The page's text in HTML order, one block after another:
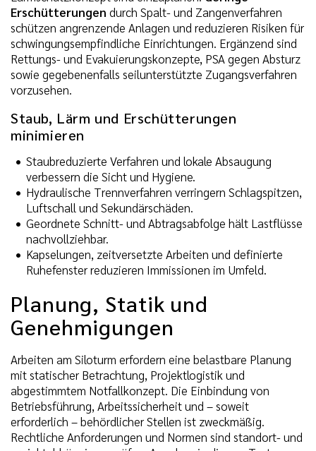
Erschütterungen durch Spalt- und Zangenverfahren
schützen angrenzende Anlagen und reduzieren Risiken für
schwingungsempfindliche Einrichtungen. Ergänzend sind
Rettungs- und Evakuierungskonzepte, PSA gegen Absturz
sowie gegebenenfalls seilunterstützte Zugangsverfahren
vorzusehen.
Staub, Lärm und Erschütterungen
minimieren
Staubreduzierte Verfahren und lokale Absaugung
verbessern die Sicht und Hygiene.
Hydraulische Trennverfahren verringern Schlagspitzen,
Luftschall und Sekundärschäden.
Geordnete Schnitt- und Abtragsabfolge hält Lastflüsse
nachvollziehbar.
Kapselungen, zeitversetzte Arbeiten und definierte
Ruhefenster reduzieren Immissionen im Umfeld.
Planung, Statik und
Genehmigungen
Arbeiten am Siloturm erfordern eine belastbare Planung
mit statischer Betrachtung, Projektlogistik und
abgestimmtem Notfallkonzept. Die Einbindung von
Betriebsführung, Arbeitssicherheit und – soweit
erforderlich – behördlicher Stellen ist zweckmäßig.
Rechtliche Anforderungen und Normen sind standort- und